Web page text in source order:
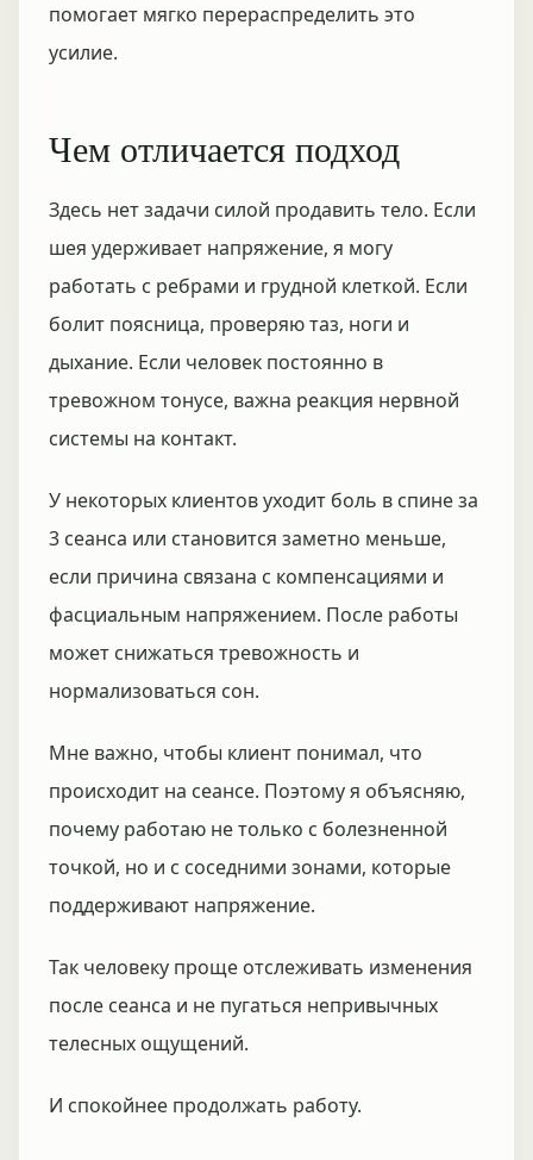
помогает мягко перераспределить это
усилие.
Чем отличается подход
Здесь нет задачи силой продавить тело. Если
шея удерживает напряжение, я могу
работать с ребрами и грудной клеткой. Если
болит поясница, проверяю таз, ноги и
дыхание. Если человек постоянно в
тревожном тонусе, важна реакция нервной
системы на контакт.
У некоторых клиентов уходит боль в спине за
3 сеанса или становится заметно меньше,
если причина связана с компенсациями и
фасциальным напряжением. После работы
может снижаться тревожность и
нормализоваться сон.
Мне важно, чтобы клиент понимал, что
происходит на сеансе. Поэтому я объясняю,
почему работаю не только с болезненной
точкой, но и с соседними зонами, которые
поддерживают напряжение.
Так человеку проще отслеживать изменения
после сеанса и не пугаться непривычных
телесных ощущений.
И спокойнее продолжать работу.